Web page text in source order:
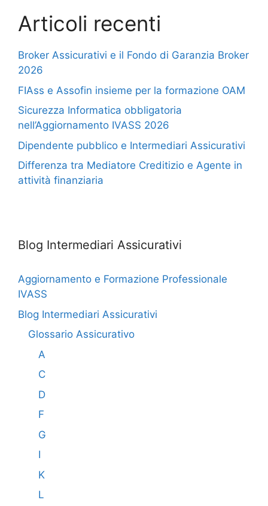
Articoli recenti
Broker Assicurativi e il Fondo di Garanzia Broker
2026
FIAss e Assofin insieme per la formazione OAM
Sicurezza Informatica obbligatoria
nell’Aggiornamento IVASS 2026
Dipendente pubblico e Intermediari Assicurativi
Differenza tra Mediatore Creditizio e Agente in
attività finanziaria
Blog Intermediari Assicurativi
Aggiornamento e Formazione Professionale
IVASS
Blog Intermediari Assicurativi
Glossario Assicurativo
A
C
D
F
G
I
K
L